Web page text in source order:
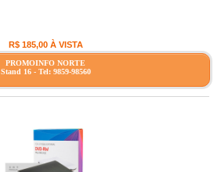
R$ 185,00 À VISTA
PROMOINFO NORTE
Stand 16 - Tel: 9859-98560